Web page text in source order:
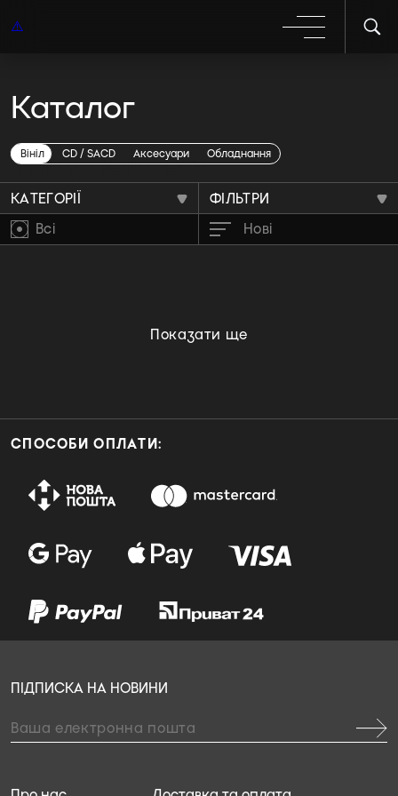
Каталог
Вініл CD / SACD Аксесуари Обладнання
Tony Bennett
КАТЕГОРІЇ
ФІЛЬТРИ
Всі
Нові
Показати ще
СПОСОБИ ОПЛАТИ:
ПІДПИСКА НА НОВИНИ